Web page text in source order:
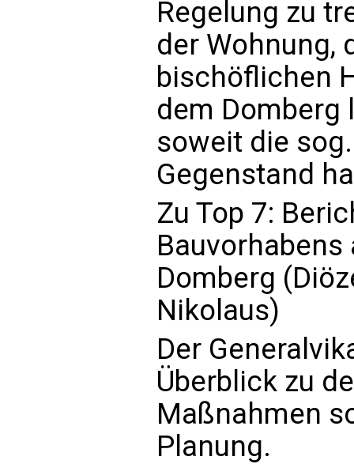
Regelung zu
der Wohnung,
bischöflichen
dem Domberg
soweit die sog.
Gegenstand
Zu Top 7:
Domberg
Nikolaus)
Der
Überblick zu
Maßnahmen
Planung.